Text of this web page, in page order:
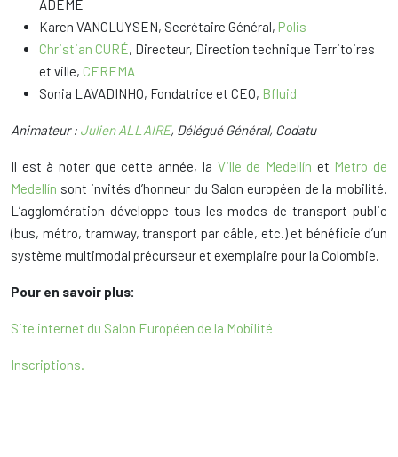
ADEME
Karen VANCLUYSEN, Secrétaire Général, Polis
Christian CURÉ, Directeur, Direction technique Territoires
et ville, CEREMA
Sonia LAVADINHO, Fondatrice et CEO, Bfluid
Animateur : Julien ALLAIRE, Délégué Général, Codatu
Il est à noter que cette année, la Ville de Medellín et Metro de
Medellín sont invités d’honneur du Salon européen de la mobilité.
L’agglomération développe tous les modes de transport public
(bus, métro, tramway, transport par câble, etc.) et bénéficie d’un
système multimodal précurseur et exemplaire pour la Colombie.
Pour en savoir plus:
Site internet du Salon Européen de la Mobilité
Inscriptions.